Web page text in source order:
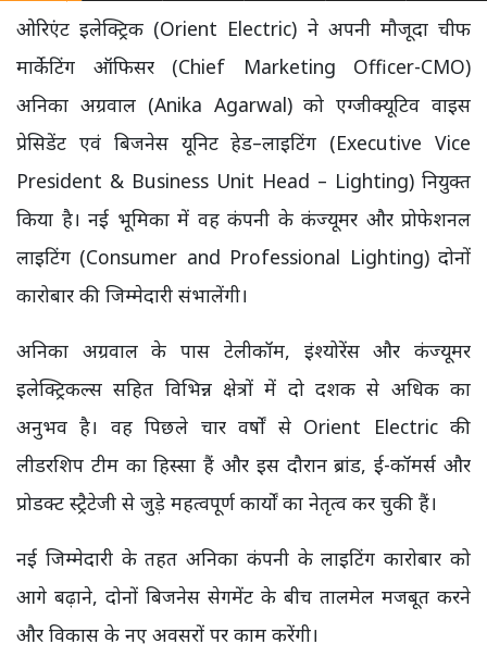
ओरिएंट इलेक्ट्रिक (Orient Electric) ने अपनी मौजूदा चीफ
मार्केटिंग ऑफिसर (Chief Marketing Officer-CMO)
अनिका अग्रवाल (Anika Agarwal) को एग्जीक्यूटिव वाइस
प्रेसिडेंट एवं बिजनेस यूनिट हेड–लाइटिंग (Executive Vice
President & Business Unit Head – Lighting) नियुक्त
किया है। नई भूमिका में वह कंपनी के कंज्यूमर और प्रोफेशनल
लाइटिंग (Consumer and Professional Lighting) दोनों
कारोबार की जिम्मेदारी संभालेंगी।
अनिका अग्रवाल के पास टेलीकॉम, इंश्योरेंस और कंज्यूमर
इलेक्ट्रिकल्स सहित विभिन्न क्षेत्रों में दो दशक से अधिक का
अनुभव है। वह पिछले चार वर्षों से Orient Electric की
लीडरशिप टीम का हिस्सा हैं और इस दौरान ब्रांड, ई-कॉमर्स और
प्रोडक्ट स्ट्रैटेजी से जुड़े महत्वपूर्ण कार्यों का नेतृत्व कर चुकी हैं।
नई जिम्मेदारी के तहत अनिका कंपनी के लाइटिंग कारोबार को
आगे बढ़ाने, दोनों बिजनेस सेगमेंट के बीच तालमेल मजबूत करने
और विकास के नए अवसरों पर काम करेंगी।